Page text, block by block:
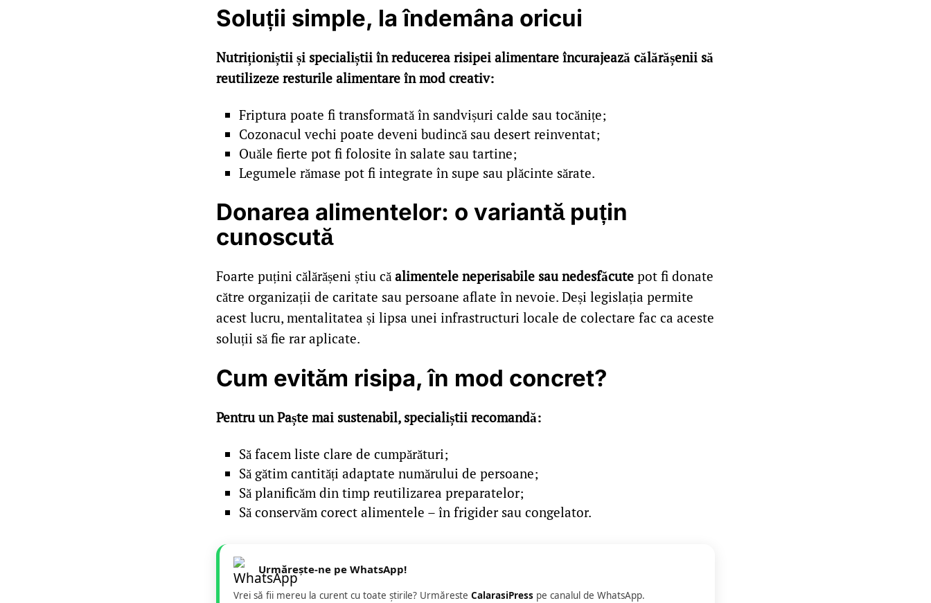
Soluții simple, la îndemâna oricui
Nutriționiștii și specialiștii în reducerea risipei alimentare încurajează călărășenii să
reutilizeze resturile alimentare în mod creativ:
Friptura poate fi transformată în sandvișuri calde sau tocănițe;
Cozonacul vechi poate deveni budincă sau desert reinventat;
Ouăle fierte pot fi folosite în salate sau tartine;
Legumele rămase pot fi integrate în supe sau plăcinte sărate.
Donarea alimentelor: o variantă puțin
cunoscută
Foarte puțini călărășeni știu că alimentele neperisabile sau nedesfăcute pot fi donate
către organizații de caritate sau persoane aflate în nevoie. Deși legislația permite
acest lucru, mentalitatea și lipsa unei infrastructuri locale de colectare fac ca aceste
soluții să fie rar aplicate.
Cum evităm risipa, în mod concret?
Pentru un Paște mai sustenabil, specialiștii recomandă:
Să facem liste clare de cumpărături;
Să gătim cantități adaptate numărului de persoane;
Să planificăm din timp reutilizarea preparatelor;
Să conservăm corect alimentele – în frigider sau congelator.
Urmărește-ne pe WhatsApp!
Vrei să fii mereu la curent cu toate știrile? Urmăreste CalarasiPress pe canalul de WhatsApp.